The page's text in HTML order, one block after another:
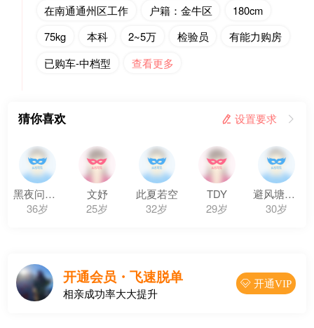
在南通通州区工作
户籍：金牛区
180cm
75kg
本科 2~5万 检验员
有能力购房
已购车-中档型
查看更多
猜你喜欢  设置要求 
黑夜问白天
36岁
文妤
25岁
此夏若空
32岁
TDY
29岁
避风塘炒蟹
30岁
开通会员・飞速脱单
相亲成功率大大提升
 开通VIP